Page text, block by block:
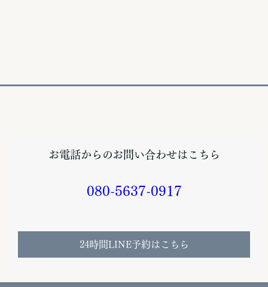
お電話からのお問い合わせはこちら
080-5637-0917
24時間LINE予約はこちら